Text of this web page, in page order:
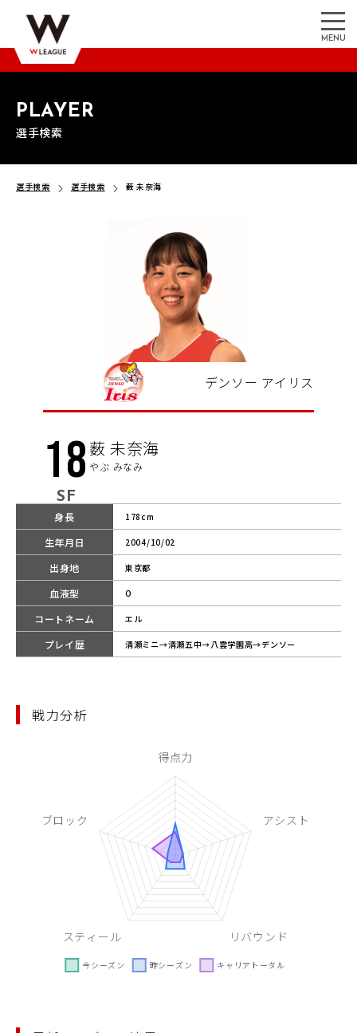
MENU
PLAYER
選手検索
選手検索 選手検索 薮 未奈海
デンソー アイリス
18
SF
薮 未奈海
やぶ みなみ
身長 178cm
生年月日 2004/10/02
出身地 東京都
血液型 O
コートネーム エル
プレイ歴 清瀬ミニ→清瀬五中→八雲学園高→デンソー
戦力分析